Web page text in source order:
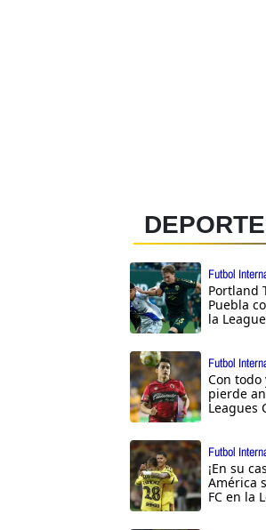
Futbol
Portland
Puebla
la
Futbol
Con
pierde
Leagues
Futbol
¡En su
América
FC en la